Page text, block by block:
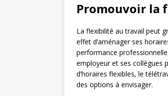
Promouvoir la
La flexibilité au travail peut
effet d’aménager ses
performance
employeur et ses collègues
d’horaires flexibles, le
des options à envisager.